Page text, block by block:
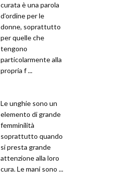
curata è una parola
d’ordine per le
donne, soprattutto
per quelle che
tengono
particolarmente alla
propria f ...
Le unghie sono un
elemento di grande
femminilità
soprattutto quando
si presta grande
attenzione alla loro
cura. Le mani sono ...